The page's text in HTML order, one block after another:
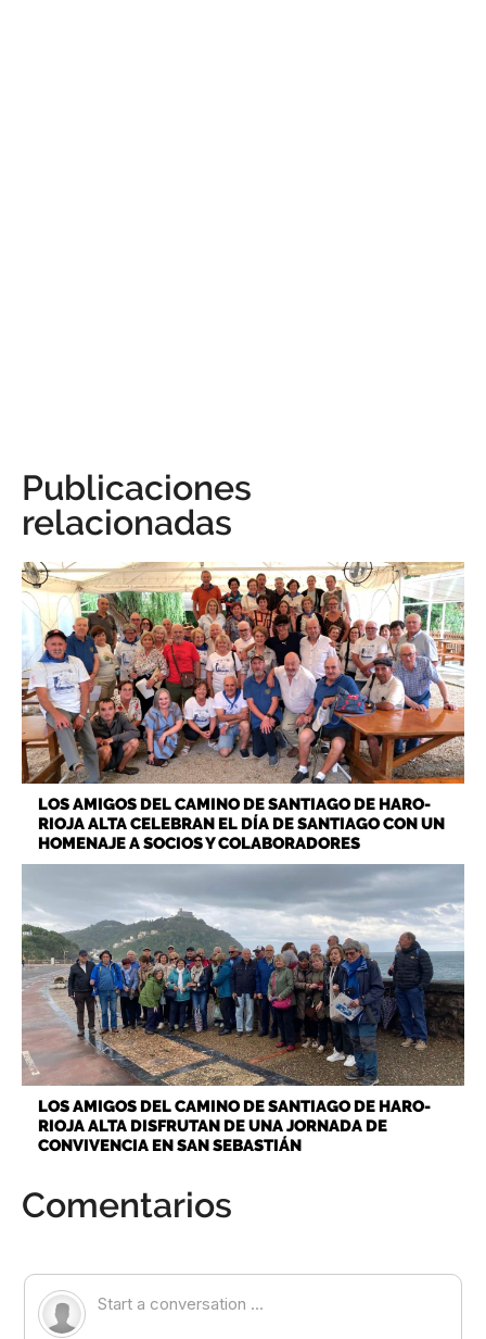
Publicaciones
relacionadas
LOS AMIGOS DEL CAMINO DE SANTIAGO DE HARO-
RIOJA ALTA CELEBRAN EL DÍA DE SANTIAGO CON UN
HOMENAJE A SOCIOS Y COLABORADORES
LOS AMIGOS DEL CAMINO DE SANTIAGO DE HARO-
RIOJA ALTA DISFRUTAN DE UNA JORNADA DE
CONVIVENCIA EN SAN SEBASTIÁN
Comentarios